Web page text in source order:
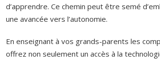
d’apprendre. Ce chemin peut être semé
une avancée vers l’autonomie.
En enseignant à vos grands-parents les
offrez non seulement un accès à la